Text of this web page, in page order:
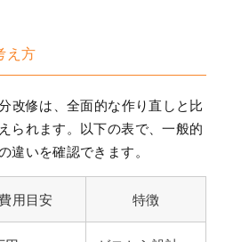
え方
改修は、全面的な作り直しと比
られます。以下の表で、一般的
違いを確認できます。
費用目安 特徴